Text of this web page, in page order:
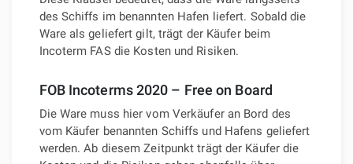
des Schiffs im benannten Hafen liefert. Sobald die
Ware als geliefert gilt, trägt der Käufer beim
Incoterm FAS die Kosten und Risiken.
FOB Incoterms 2020 – Free on Board
Die Ware muss hier vom Verkäufer an Bord des
vom Käufer benannten Schiffs und Hafens geliefert
werden. Ab diesem Zeitpunkt trägt der Käufer die